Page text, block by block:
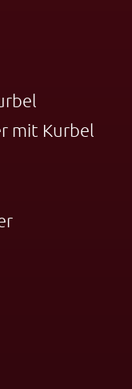
mit Kurbel